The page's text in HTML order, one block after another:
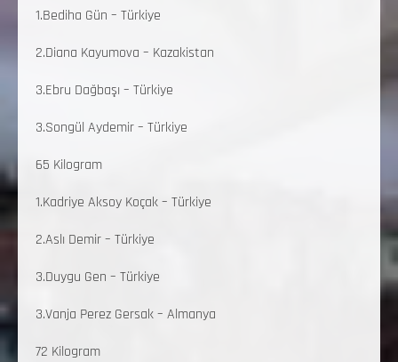
1.Bediha Gün – Türkiye
2.Diana Kayumova – Kazakistan
3.Ebru Dağbaşı – Türkiye
3.Songül Aydemir – Türkiye
65 Kilogram
1.Kadriye Aksoy Koçak – Türkiye
2.Aslı Demir – Türkiye
3.Duygu Gen – Türkiye
3.Vanja Perez Gersak – Almanya
72 Kilogram